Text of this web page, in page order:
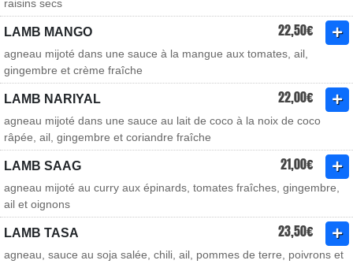
raisins secs
LAMB MANGO 22,50€
agneau mijoté dans une sauce à la mangue aux tomates, ail,
gingembre et crème fraîche
LAMB NARIYAL 22,00€
agneau mijoté dans une sauce au lait de coco à la noix de coco
râpée, ail, gingembre et coriandre fraîche
LAMB SAAG 21,00€
agneau mijoté au curry aux épinards, tomates fraîches, gingembre,
ail et oignons
LAMB TASA 23,50€
agneau, sauce au soja salée, chili, ail, pommes de terre, poivrons et